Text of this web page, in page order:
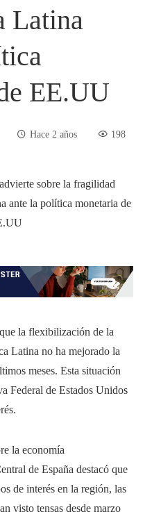
Latina
EE.UU
Hace 2 años 198
la flexibilización de la
Latina no ha mejorado la
meses. Esta situación
Federal de Estados Unidos
la economía
de España destacó que
de interés en la región, las
visto tensas desde marzo